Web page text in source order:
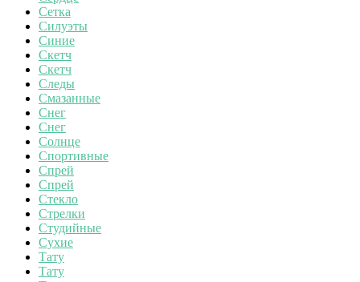
Сетка
Силуэты
Синие
Скетч
Скетч
Следы
Смазанные
Снег
Снег
Солнце
Спортивные
Спрей
Спрей
Стекло
Стрелки
Студийные
Сухие
Тату
Тату